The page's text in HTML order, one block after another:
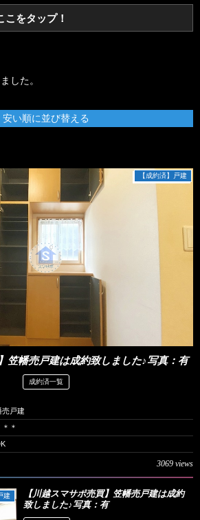
をタップ！
した。
安い順に並び替える
【成約済】戸建
笠幡売戸建は成約致しました♪写真：有
成約済一覧
売戸建
＊＊
3069 views
建
【川越スマサポ売買】笠幡売戸建は成約
致しました♪写真：有